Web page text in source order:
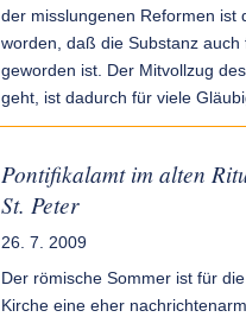
der misslungenen Reformen ist
worden, daß die Substanz
geworden ist. Der Mitvollzug
geht, ist dadurch für viele
Pontifikalamt im alten
St. Peter
26. 7. 2009
Der römische Sommer ist für die
Kirche eine eher